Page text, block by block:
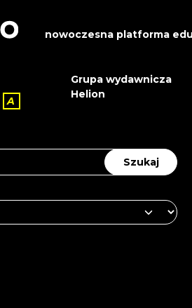
nowoczesna platforma
A
Grupa wydawnicza
Helion
Szukaj